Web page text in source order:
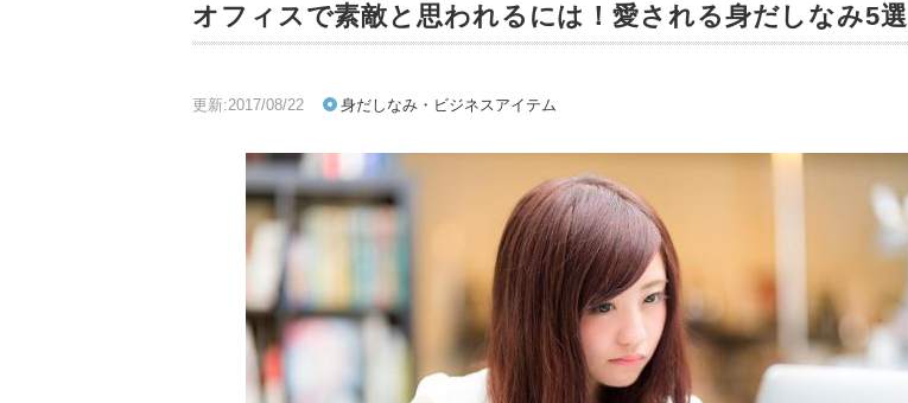
オフィスで素敵と思われるには！愛される身だしなみ5選
更新:2017/08/22 身だしなみ・ビジネスアイテム